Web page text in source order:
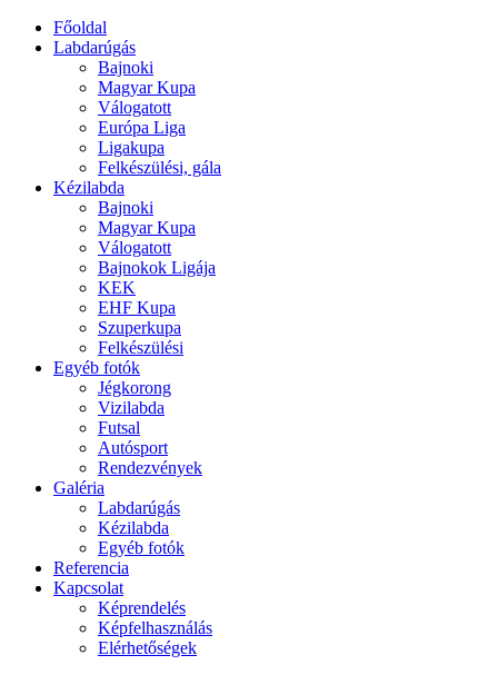
Főoldal
Labdarúgás
Bajnoki
Magyar Kupa
Válogatott
Európa Liga
Ligakupa
Felkészülési, gála
Kézilabda
Bajnoki
Magyar Kupa
Válogatott
Bajnokok Ligája
KEK
EHF Kupa
Szuperkupa
Felkészülési
Egyéb fotók
Jégkorong
Vizilabda
Futsal
Autósport
Rendezvények
Galéria
Labdarúgás
Kézilabda
Egyéb fotók
Referencia
Kapcsolat
Képrendelés
Képfelhasználás
Elérhetőségek